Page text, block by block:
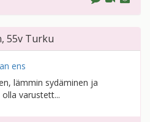
, 55v Turku
lämmin sydäminen ja
varustett...